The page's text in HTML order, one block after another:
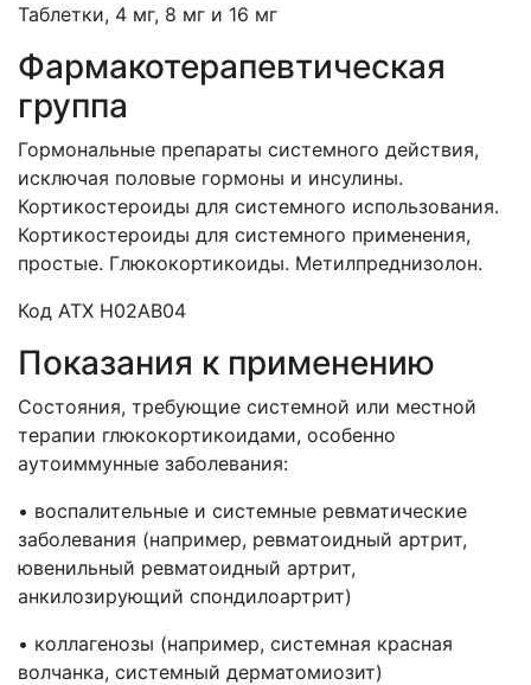
Таблетки, 4 мг, 8 мг и 16 мг
Фармакотерапевтическая
группа
Гормональные препараты системного действия,
исключая половые гормоны и инсулины.
Кортикостероиды для системного использования.
Кортикостероиды для системного применения,
простые. Глюкокортикоиды. Метилпреднизолон.
Код АТХ Н02АВ04
Показания к применению
Состояния, требующие системной или местной
терапии глюкокортикоидами, особенно
аутоиммунные заболевания:
• воспалительные и системные ревматические
заболевания (например, ревматоидный артрит,
ювенильный ревматоидный артрит,
анкилозирующий спондилоартрит)
• коллагенозы (например, системная красная
волчанка, системный дерматомиозит)